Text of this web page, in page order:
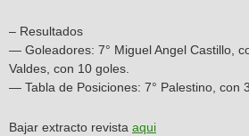
– Resultados
— Goleadores: 7° Miguel Angel Castillo,
Valdes, con 10 goles.
— Tabla de Posiciones: 7° Palestino, con
Bajar extracto revista aqui